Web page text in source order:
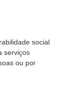
social
serviços
ou por